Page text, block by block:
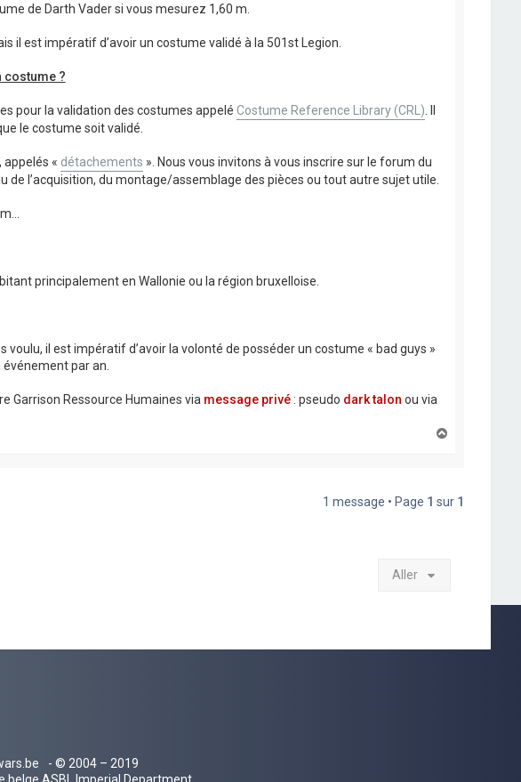
de Darth Vader si vous mesurez 1,60 m.
il est impératif d’avoir un costume validé à la 501st Legion.
costume ?
pour la validation des costumes appelé Costume Reference Library (CRL) . Il
le costume soit validé.
appelés « détachements ». Nous vous invitons à vous inscrire sur le forum du
l’acquisition, du montage/assemblage des pièces ou tout autre sujet utile.
principalement en Wallonie ou la région bruxelloise.
il est impératif d’avoir la volonté de posséder un costume « bad guys »
par an.
Garrison Ressource Humaines via message privé: pseudo dark talon ou via
1 message • Page 1 sur 1
Aller
- © 2004 – 2019
belge ASBL Imperial Department